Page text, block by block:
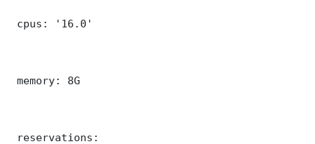
cpus: '16.0'
memory: 8G
reservations: